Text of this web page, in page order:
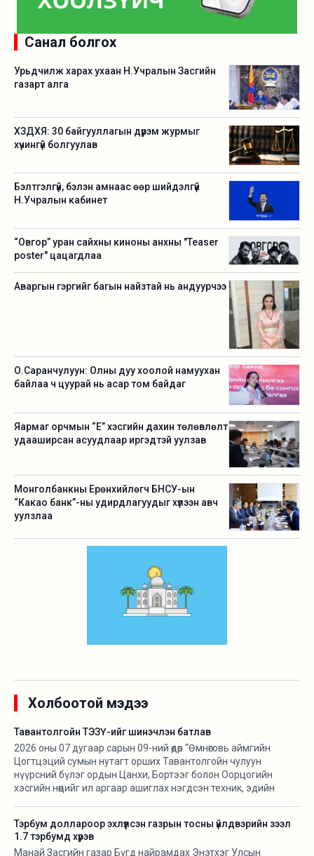
Санал болгох
Урьдчилж харах ухаан Н.Учралын Засгийн
газарт алга
ХЗДХЯ: 30 байгууллагын дүрэм журмыг
хүчингүй болгуулав
Бэлтгэлгүй, бэлэн амнаас өөр шийдэлгүй
Н.Учралын кабинет
“Овгор” уран сайхны киноны анхны "Teaser
poster" цацагдлаа
Аваргын гэргийг багын найзтай нь андуурчээ
О.Саранчулуун: Олны дуу хоолой намуухан
байлаа ч цуурай нь асар том байдаг
Яармаг орчмын “Е” хэсгийн дахин төлөвлөлт
удааширсан асуудлаар иргэдтэй уулзав
Монголбанкны Ерөнхийлөгч БНСУ-ын
“Какао банк”-ны удирдлагуудыг хүлээн авч
уулзлаа
Холбоотой мэдээ
Тавантолгойн ТЭЗҮ-ийг шинэчлэн батлав
2026 оны 07 дугаар сарын 09-ний өдөр “Өмнөговь аймгийн
Цогтцэций сумын нутагт орших Тавантолгойн чулуун
нүүрсний бүлэг ордын Цанхи, Бортээг болон Оорцогийн
хэсгийн нөөцийг ил аргаар ашиглах нэгдсэн техник, эдийн
Тэрбум доллароор эхлүүлсэн газрын тосны үйлдвэрийн зээл
1.7 тэрбумд хүрэв
Манай Засгийн газар Бүгд найрамдах Энэтхэг Улсын